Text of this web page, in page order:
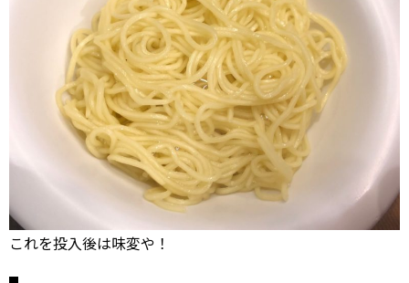
これを投入後は味変や！